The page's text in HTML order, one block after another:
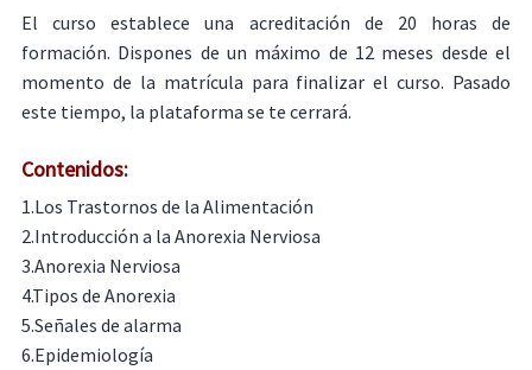
El curso establece una acreditación de 20 horas de
formación. Dispones de un máximo de 12 meses desde el
momento de la matrícula para finalizar el curso. Pasado
este tiempo, la plataforma se te cerrará.
Contenidos:
1.Los Trastornos de la Alimentación
2.Introducción a la Anorexia Nerviosa
3.Anorexia Nerviosa
4.Tipos de Anorexia
5.Señales de alarma
6.Epidemiología